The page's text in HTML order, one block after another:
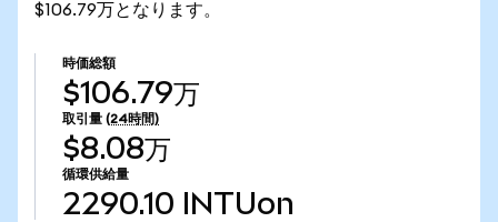
$106.79万となります。
時価総額
$106.79万
取引量 (24時間)
$8.08万
循環供給量
2290.10 INTUon